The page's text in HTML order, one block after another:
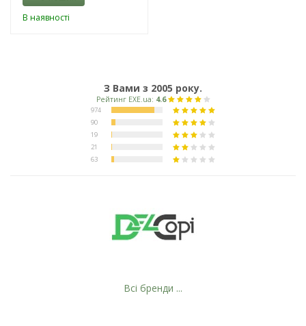
В наявності
З Вами з 2005 року.
Всі бренди ...